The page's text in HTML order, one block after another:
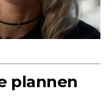
plannen